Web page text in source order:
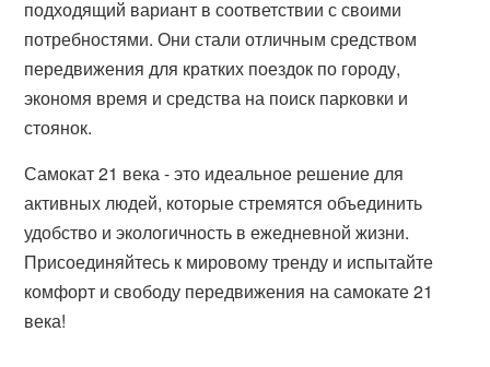
подходящий вариант в соответствии с своими
потребностями. Они стали отличным средством
передвижения для кратких поездок по городу,
экономя время и средства на поиск парковки и
стоянок.
Самокат 21 века - это идеальное решение для
активных людей, которые стремятся объединить
удобство и экологичность в ежедневной жизни.
Присоединяйтесь к мировому тренду и испытайте
комфорт и свободу передвижения на самокате 21
века!